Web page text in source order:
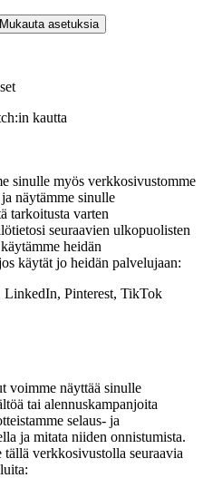
Mukauta asetuksia
kautta
sinulle myös verkkosivustomme
näytämme sinulle
tarkoitusta varten
seuraavien ulkopuolisten
heidän
käytät jo heidän palvelujaan:
Pinterest, TikTok
voimme näyttää sinulle
tai alennuskampanjoita
selaus- ja
ja mitata niiden onnistumista.
tällä verkkosivustolla seuraavia